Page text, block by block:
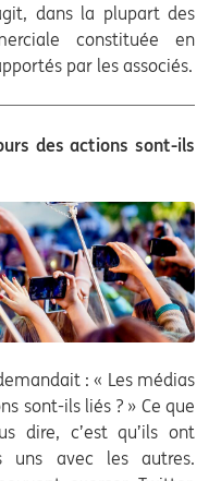
dans la plupart des
constituée en
par les associés.
des actions sont-ils
: « Les médias
sont-ils liés ? » Ce que
dire, c’est qu’ils ont
uns avec les autres.